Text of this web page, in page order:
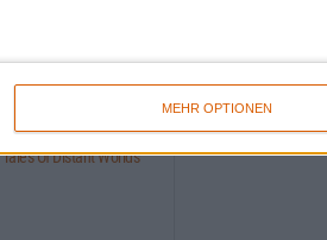
MEHR OPTIONEN
Crusade Of Bards
Tales Of Distant Worlds